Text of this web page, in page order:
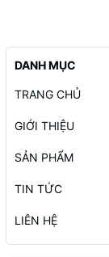
DANH MỤC
TRANG CHỦ
GIỚI THIỆU
SẢN PHẨM
TIN TỨC
LIÊN HỆ